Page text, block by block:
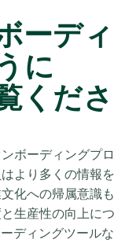
ーディ
に
くださ
ボーディングプロ
より多くの情報を
化への帰属意識も
生産性の向上につ
ディングツールな